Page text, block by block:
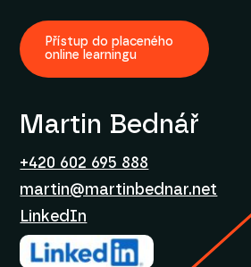
Přístup do placeného
online learningu
Martin Bednář
+420 602 695 888
martin@martinbednar.net
LinkedIn